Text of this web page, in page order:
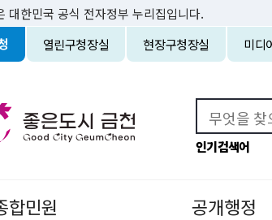
대한민국 공식 전자정부 누리집입니다.
열린구청장실 현장구청장실 미디
인기검색어
합민원 공개행정